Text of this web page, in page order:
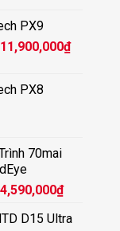
PX9
11,900,000₫Khoảng
PX8
70mai
4,590,000₫Khoảng
từ
D15 Ultra